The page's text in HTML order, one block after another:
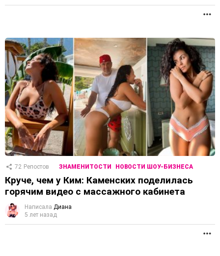
72 Репостов ЗНАМЕНИТОСТИ НОВОСТИ ШОУ-БИЗНЕСА
Круче, чем у Ким: Каменских поделилась
горячим видео с массажного кабинета
Написала Диана
5 лет назад